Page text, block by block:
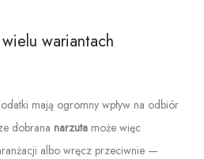
wariantach
mają ogromny wpływ na odbiór
dobrana narzuta może więc
albo wręcz przeciwnie —